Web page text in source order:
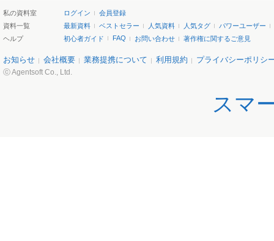
私の資料室 ログイン
会員登録
資料一覧
最新資料 ベストセラー 人気資料 人気タグ
パワーユーザー
ヘルプ
初心者ガイド FAQ お問い合わせ 著作権に関するご意見
お知らせ 会社概要 業務提携について 利用規約 プライバシーポリシ
ⓒ Agentsoft Co., Ltd.
スマ